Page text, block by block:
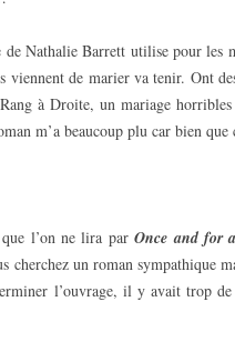
Nathalie Barrett utilise pour les
de marier va tenir. Ont
à Droite, un mariage
m’a beaucoup plu car bien que
l’on ne lira parOnce and for
un roman sympathique
l’ouvrage, il y avait trop de